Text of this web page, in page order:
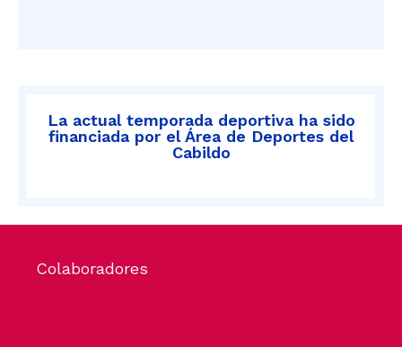
La actual temporada deportiva ha sido
financiada por el Área de Deportes del
Cabildo
Colaboradores